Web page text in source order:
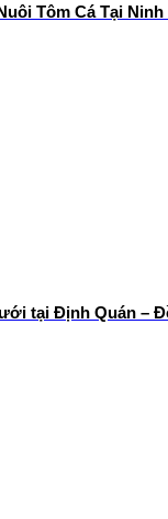
Tôm Cá Tại
tại Định Quán –